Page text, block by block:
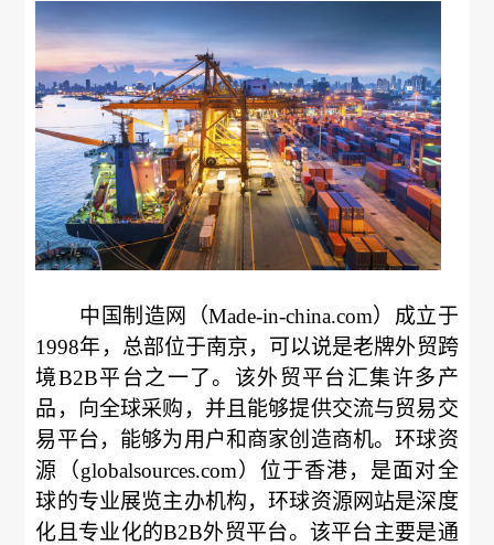
中国制造网（Made-in-china.com）成立于
1998年，总部位于南京，可以说是老牌外贸跨
境B2B平台之一了。该外贸平台汇集许多产
品，向全球采购，并且能够提供交流与贸易交
易平台，能够为用户和商家创造商机。环球资
源（globalsources.com）位于香港，是面对全
球的专业展览主办机构，环球资源网站是深度
化且专业化的B2B外贸平台。该平台主要是通